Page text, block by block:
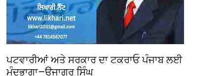
ਪਟਵਾਰੀਆਂ ਅਤੇ ਸਰਕਾਰ ਦਾ ਟਕਰਾਓ ਪੰਜਾਬ ਲਈ
ਮੰਦਭਾਗਾ—ਉਜਾਗਰ ਸਿੰਘ